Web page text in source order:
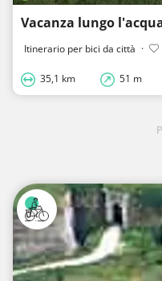
Vacanza lungo
Itinerario per bici da città ·
35,1 km 51 m